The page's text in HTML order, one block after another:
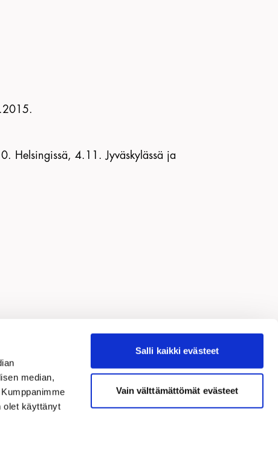
median,
olet käyttänyt
Salli kaikki evästeet
Vain välttämättömät evästeet
Helsingissä, 4.11. Jyväskylässä ja